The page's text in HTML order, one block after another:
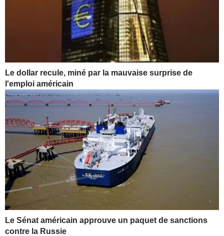
Le dollar recule, miné par la mauvaise surprise de
l'emploi américain
Le Sénat américain approuve un paquet de sanctions
contre la Russie